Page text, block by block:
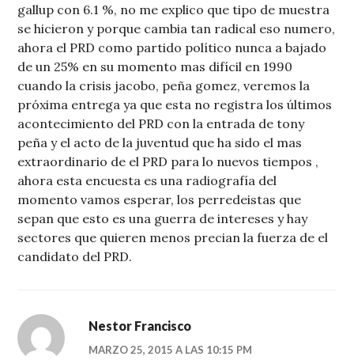
gallup con 6.1 %, no me explico que tipo de muestra
se hicieron y porque cambia tan radical eso numero,
ahora el PRD como partido político nunca a bajado
de un 25% en su momento mas difícil en 1990
cuando la crisis jacobo, peña gomez, veremos la
próxima entrega ya que esta no registra los últimos
acontecimiento del PRD con la entrada de tony
peña y el acto de la juventud que ha sido el mas
extraordinario de el PRD para lo nuevos tiempos ,
ahora esta encuesta es una radiografía del
momento vamos esperar, los perredeistas que
sepan que esto es una guerra de intereses y hay
sectores que quieren menos precian la fuerza de el
candidato del PRD.
Nestor Francisco
MARZO 25, 2015 A LAS 10:15 PM